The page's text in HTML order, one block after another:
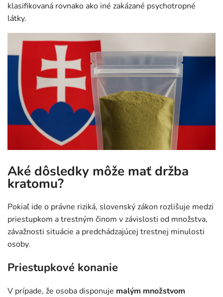
klasifikovaná rovnako ako iné zakázané psychotropné
látky.
Aké dôsledky môže mať držba
kratomu?
Pokiaľ ide o právne riziká, slovenský zákon rozlišuje medzi
priestupkom a trestným činom v závislosti od množstva,
závažnosti situácie a predchádzajúcej trestnej minulosti
osoby.
Priestupkové konanie
V prípade, že osoba disponuje malým množstvom